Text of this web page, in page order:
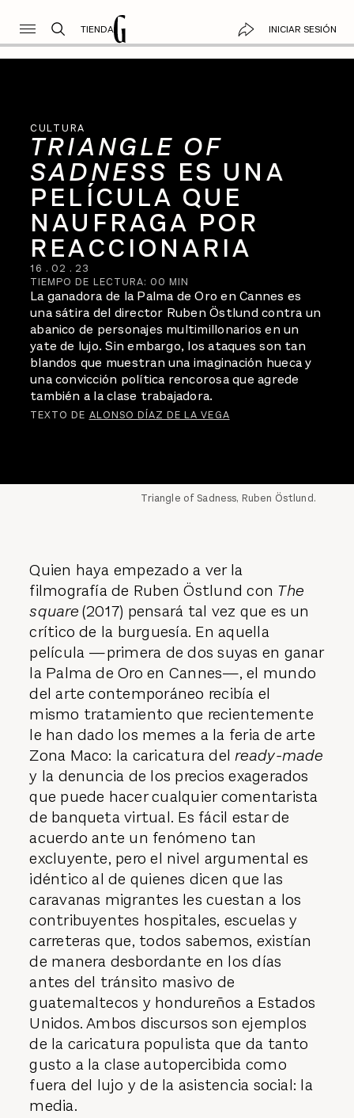
TIENDA INICIAR SESIÓN
CULTURA
TRIANGLE OF
SADNESS ES UNA
PELÍCULA QUE
NAUFRAGA POR
REACCIONARIA
16 . 02 . 23
TIEMPO DE LECTURA: 00 MIN
La ganadora de la Palma de Oro en Cannes es
una sátira del director Ruben Östlund contra un
abanico de personajes multimillonarios en un
yate de lujo. Sin embargo, los ataques son tan
blandos que muestran una imaginación hueca y
una convicción política rencorosa que agrede
también a la clase trabajadora.
TEXTO DE ALONSO DÍAZ DE LA VEGA
Triangle of Sadness, Ruben Östlund.
Quien haya empezado a ver la
filmografía de Ruben Östlund con The
square(2017) pensará tal vez que es un
crítico de la burguesía. En aquella
película —primera de dos suyas en ganar
la Palma de Oro en Cannes—, el mundo
del arte contemporáneo recibía el
mismo tratamiento que recientemente
le han dado los memes a la feria de arte
Zona Maco: la caricatura delready-made
y la denuncia de los precios exagerados
que puede hacer cualquier comentarista
de banqueta virtual. Es fácil estar de
acuerdo ante un fenómeno tan
excluyente, pero el nivel argumental es
idéntico al de quienes dicen que las
caravanas migrantes les cuestan a los
contribuyentes hospitales, escuelas y
carreteras que, todos sabemos, existían
de manera desbordante en los días
antes del tránsito masivo de
guatemaltecos y hondureños a Estados
Unidos. Ambos discursos son ejemplos
de la caricatura populista que da tanto
gusto a la clase autopercibida como
fuera del lujo y de la asistencia social: la
media.